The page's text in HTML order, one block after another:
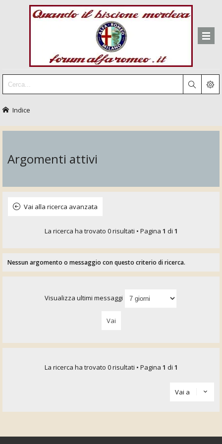
Indice
Argomenti attivi
Vai alla ricerca avanzata
La ricerca ha trovato 0 risultati • Pagina 1 di 1
Nessun argomento o messaggio con questo criterio di ricerca.
Visualizza ultimi messaggi
La ricerca ha trovato 0 risultati • Pagina 1 di 1
Vai a